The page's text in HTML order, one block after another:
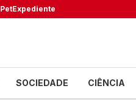
PetExpediente
SOCIEDADE CIÊNCIA